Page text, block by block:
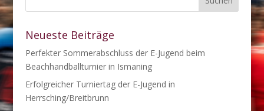
Neueste Beiträge
Perfekter Sommerabschluss der E-Jugend beim
Beachhandballturnier in Ismaning
Erfolgreicher Turniertag der E-Jugend in
Herrsching/Breitbrunn